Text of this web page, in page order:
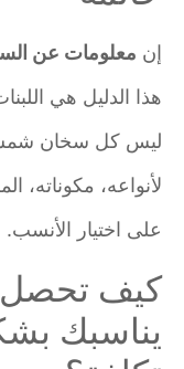
إنمعلومات عن
هذا الدليل هي
ليس كل سخان
لأنواعه، مكوناته،
على اختيار الأنسب.
كيف تحصل
يناسبك